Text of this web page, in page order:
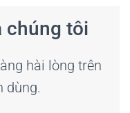
chúng tôi
hài lòng trên
dùng.